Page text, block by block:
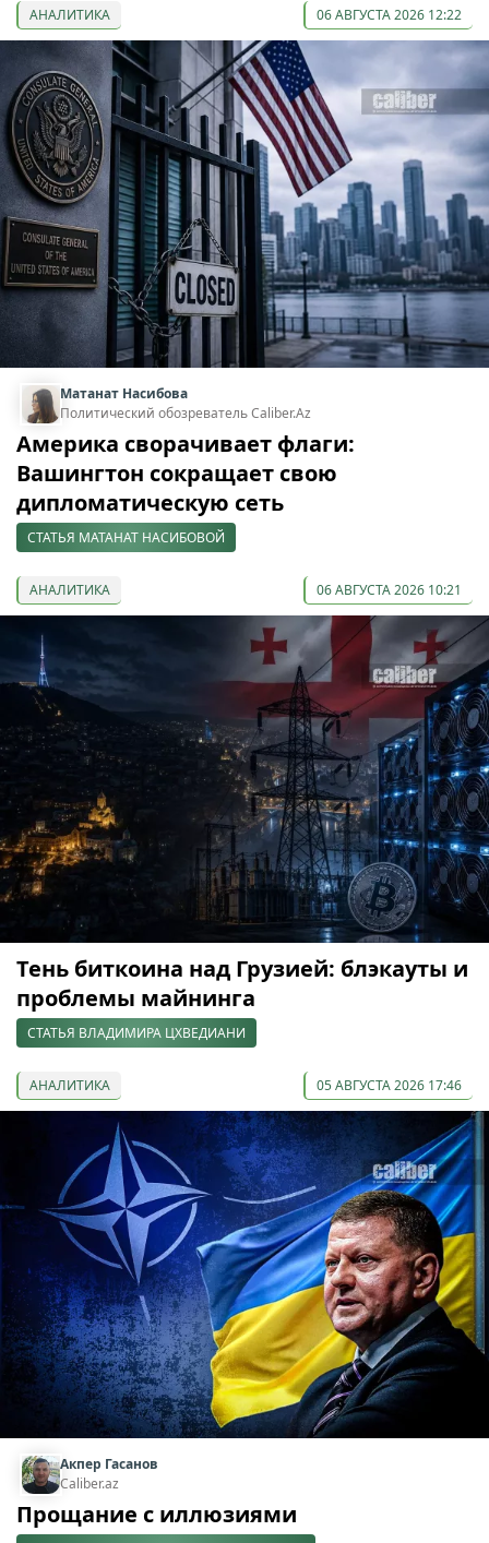
АНАЛИТИКА 06 АВГУСТА 2026 12:22
Матанат Насибова
Политический обозреватель Caliber.Az
Америка сворачивает флаги:
Вашингтон сокращает свою
дипломатическую сеть
СТАТЬЯ МАТАНАТ НАСИБОВОЙ
АНАЛИТИКА 06 АВГУСТА 2026 10:21
Тень биткоина над Грузией: блэкауты и
проблемы майнинга
СТАТЬЯ ВЛАДИМИРА ЦХВЕДИАНИ
АНАЛИТИКА 05 АВГУСТА 2026 17:46
Акпер Гасанов
Caliber.az
Прощание с иллюзиями